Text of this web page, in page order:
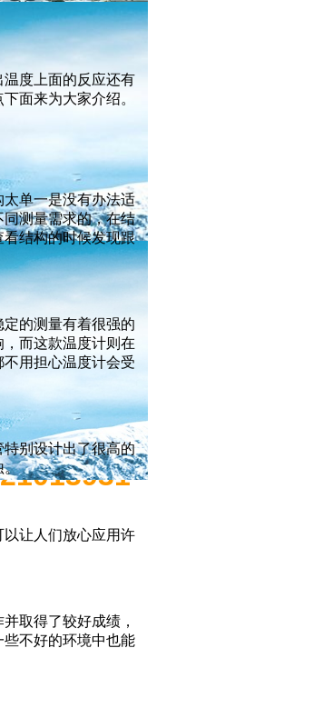
度上面的反应还有
面来为大家介绍。
单一是没有办法适
测量需求的，在结
结构的时候发现跟
的测量有着很强的
而这款温度计则在
用担心温度计会受
别设计出了很高的
。
让人们放心应用许
取得了较好成绩，
不好的环境中也能
线